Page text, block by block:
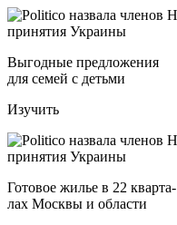
Выгодные предложения
для семей с детьми
Изучить
Готовое жилье в 22 кварта-
лах Москвы и области